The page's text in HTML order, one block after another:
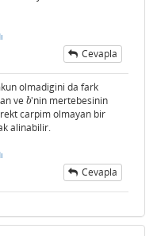
Cevapla
olmadigini da fark
ve b
b'nin mertebesinin
carpim olmayan bir
alinabilir.
Cevapla